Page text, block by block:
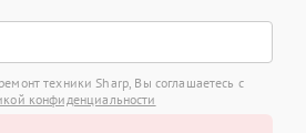
техники Sharp, Вы соглашаетесь с
конфиденциальности